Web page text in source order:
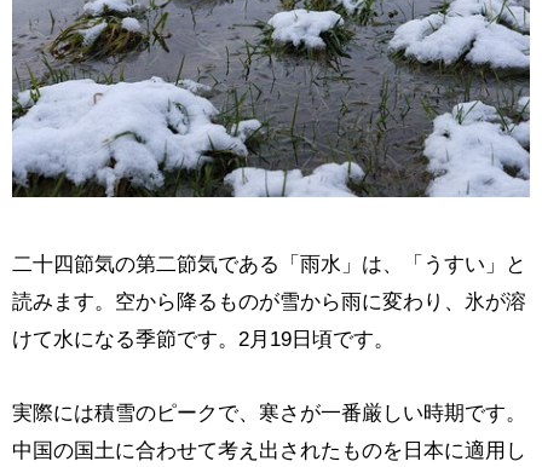
二十四節気の第二節気である「雨水」は、「うすい」と
読みます。空から降るものが雪から雨に変わり、氷が溶
けて水になる季節です。2月19日頃です。
実際には積雪のピークで、寒さが一番厳しい時期です。
中国の国土に合わせて考え出されたものを日本に適用し